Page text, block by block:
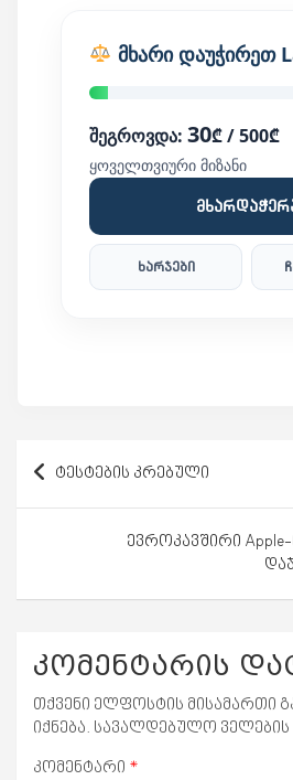
მხარი დაუჭირეთ
შეგროვდა: 30₾ / 500₾
ყოველთვიური მიზანი
ხარჯები
პოსტის
ტესტების კრებული
ევროკავშირი
კომენტარის
თქვენი ელფოსტის მისამართი
იქნება. სავალდებულო ველების
კომენტარი *